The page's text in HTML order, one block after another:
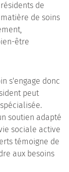
de
de soins
être
s'engage donc
peut
soutien adapté
sociale active
témoigne de
aux besoins